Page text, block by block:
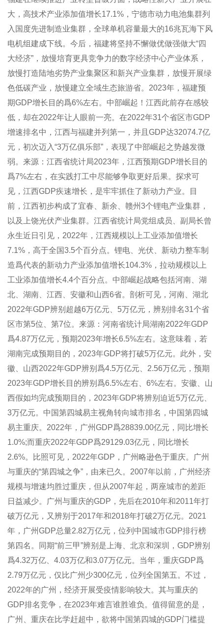
大，高技术产业添加值增长17.1%，宁德市动力电池集群列
入国度先进制造业集群，全球单机容量最大的16兆瓦海下风
电机组建成下线。今后，福建将坚持不懈做优做强做大“四
大经济”，放慢培育更具竞争力的数字经济中心产业体系，
放慢打造陆地劣势产业集聚区和新兴产业集群，放慢开展绿
色低碳产业，放慢建立全域生态旅游省。2023年，福建预
期GDP增长目的爲6%左右。中部崛起！江西此前存在感较
低，却在2022年让人眼前一亮。在2022年31个省区市GDP
增速排名中，江西与福建并列第一，并且GDP达32074.7亿
元，初次迈入“3万亿俱乐部”，表现了中部崛起之势越发微
弱。来源：江西省统计局2023年，江西预期GDP增长目的
爲7%左右，在实践打工中尽能够争取更好后果。探求可
见，江西GDP疾速增长，是牢牢抓住了新动力产业。目
前，江西初步构成了宜春、新余、赣州3个锂电产业集群，
以及上饶光伏产业集群。江西省统计局党组成员、副局长曾
永生近日引见，2022年，江西规模以上工业添加值增长
7.1%，高于全国3.5个百分点。锂电、光伏、新动力整车制
造爲代表的新动力产业添加值增长104.3%，拉动规模以上
工业添加值增长4.4个百分点。中部崛起战略包括河南、湖
北、湖南、江西、安徽和山西6省。剖析可见，河南、湖北
2022年GDP辨别超越6万亿元、5万亿元，辨别排名31个省
区市第5位、第7位。来源：河南省统计局湖南2022年GDP
爲4.87万亿元，预期2023年增长6.5%左右。这意味着，若
湖南完成预期目的，2023年GDP将打破5万亿元。此外，安
徽、山西2022年GDP辨别爲4.5万亿元、2.56万亿元，预期
2023年GDP增长目的辨别爲6.5%左右、6%左右。安徽、山
西假如均完成预期目的，2023年GDP将辨别迫近5万亿元、
3万亿元。中国第四城易主视角转向城市排名，中国第四城
易主重庆。2022年，广州GDP爲28839.00亿元，同比增长
1.0%;而重庆2022年GDP爲29129.03亿元，同比增长
2.6%。比照可见，2022年GDP，广州略逊色于重庆。广州
与重庆的“第四城之争”，由来已久。2007年以前，广州经济
规模与增速均胜过重庆，但从2007年起，两座城市的差距
日益减少。广州与重庆的GDP，先后在2010年和2011年打
破万亿元，又辨别于2017年和2018年打破2万亿元。2021
年，广州GDP总量2.82万亿元，位列中国城市GDP排行榜
第四名。同期“前三甲”辨别是上海、北京和深圳，GDP辨别
爲4.32万亿、4.03万亿和3.07万亿元。当年，重庆GDP爲
2.79万亿元，仅比广州少300亿元，位列全国第五。不过，
2022年的广州，经济开展受疫情影响较大。其与重庆的
GDP排名竞争，在2023年难言谁胜谁负。值得留意的是，
广州、重庆在比学赶超中，欲将中国第四城的GDP门槛提